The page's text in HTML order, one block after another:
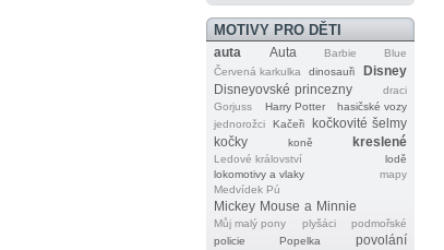
MOTIVY PRO DĚTI
auta Auta Barbie
Blue
Červená karkulka
dinosauři
Disney
Disneyovské princezny
draci
Gorjuss
Harry Potter
hasičské vozy
jednorožci
Kačeři
kočkovité šelmy
kočky
koně kreslené
Ledové království
lodě
lokomotivy a vlaky
mapy
Medvídek Pú
Mickey Mouse a Minnie
Můj malý pony plyšáci
podmořské
policie
Popelka povolání